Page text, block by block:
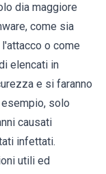
dia maggiore
come sia
o come
elencati in
e si faranno
solo
causati
infettati.
utili ed